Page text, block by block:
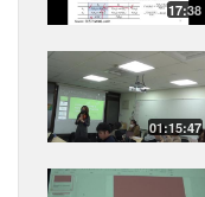
17:38
01:15:47